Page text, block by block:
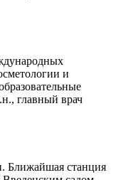
и
главный врач
Ближайшая станция